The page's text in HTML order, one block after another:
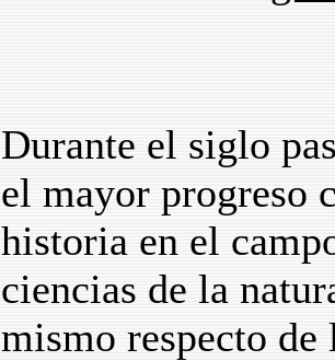
Durante el siglo
el mayor progreso
historia en el
ciencias de la
mismo respecto